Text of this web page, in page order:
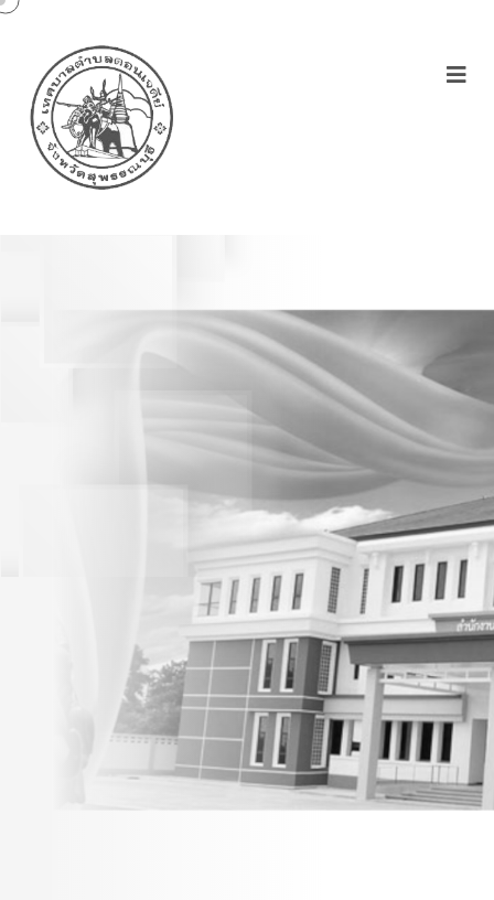
ประกาศเทศบาลตำบล
ดอนเจดีย์เรื่องรายงาน
ประกาศผลการดำเนินการ
ตามแผนปฏิบัติการด้านการ
ป้องกันและปราบปรามการ
ทุจริต เทศบาลตำบล
ดอนเจดีย์ ประจำ
ปีงบประมาณ พ.ศ. 2566 (